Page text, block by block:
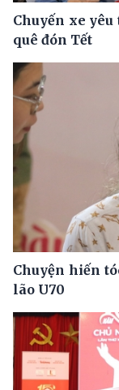
Chuyến xe
quê đón Tết
Chuyện hiến
lão U70